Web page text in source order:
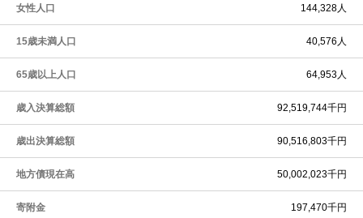
女性人口 144,328人
15歳未満人口 40,576人
65歳以上人口 64,953人
歳入決算総額 92,519,744千円
歳出決算総額 90,516,803千円
地方債現在高 50,002,023千円
寄附金 197,470千円